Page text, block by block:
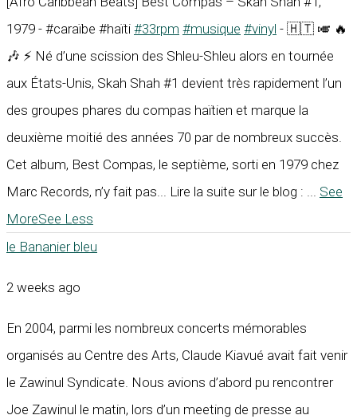
1979 - #caraïbe #haïti #33rpm #musique #vinyl - 🇭🇹 🎺 🔥
🎶 ⚡ Né d’une scission des Shleu-Shleu alors en tournée
aux États-Unis, Skah Shah #1 devient très rapidement l’un
des groupes phares du compas haïtien et marque la
deuxième moitié des années 70 par de nombreux succès.
Cet album, Best Compas, le septième, sorti en 1979 chez
Marc Records, n’y fait pas... Lire la suite sur le blog : ... See
MoreSee Less
le Bananier bleu
2 weeks ago
En 2004, parmi les nombreux concerts mémorables
organisés au Centre des Arts, Claude Kiavué avait fait venir
le Zawinul Syndicate. Nous avions d’abord pu rencontrer
Joe Zawinul le matin, lors d’un meeting de presse au